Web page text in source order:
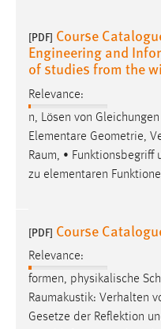
[PDF] Course
Engineering and
of studies from the
Relevance:
n, Lösen von
Elementare Geometrie,
Raum, • Funktionsbegriff
zu elementaren
[PDF] Course
Relevance:
formen, physikalische
Raumakustik: Verhalten
Gesetze der Reflektion